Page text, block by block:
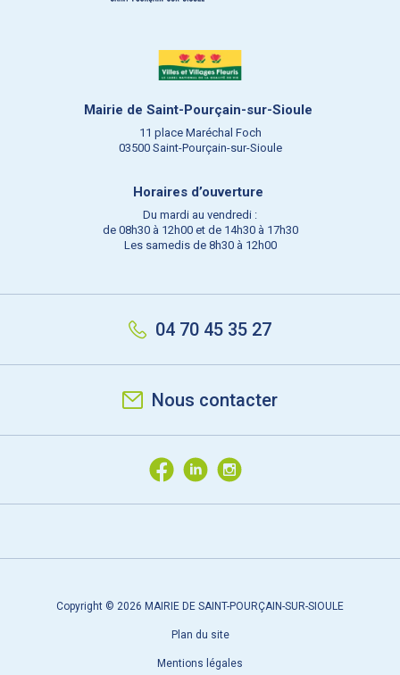
Mairie de Saint-Pourçain-sur-Sioule
11 place Maréchal Foch
03500 Saint-Pourçain-sur-Sioule
Horaires d’ouverture
Du mardi au vendredi :
de 08h30 à 12h00 et de 14h30 à 17h30
Les samedis de 8h30 à 12h00
04 70 45 35 27
Nous contacter
Copyright © 2026 MAIRIE DE SAINT-POURÇAIN-SUR-SIOULE
Plan du site
Mentions légales